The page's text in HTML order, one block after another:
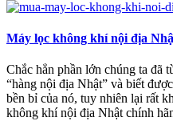
Máy lọc không khí nội địa
Chắc hẳn phần lớn chúng ta đã
“hàng nội địa Nhật” và biết
bền bỉ của nó, tuy nhiên lại rất
không khí nội địa Nhật chính